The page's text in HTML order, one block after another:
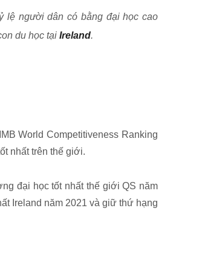
lệ người dân có bằng đại học cao
du học tại Ireland.
World Competitiveness Ranking
nhất trên thế giới.
đại học tốt nhất thế giới QS năm
Ireland năm 2021 và giữ thứ hạng